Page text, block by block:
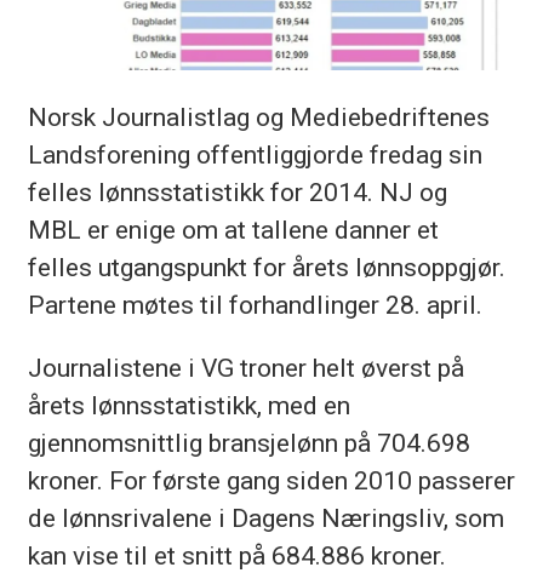
Norsk Journalistlag og Mediebedriftenes
Landsforening offentliggjorde fredag sin
felles lønnsstatistikk for 2014. NJ og
MBL er enige om at tallene danner et
felles utgangspunkt for årets lønnsoppgjør.
Partene møtes til forhandlinger 28. april.
Journalistene i VG troner helt øverst på
årets lønnsstatistikk, med en
gjennomsnittlig bransjelønn på 704.698
kroner. For første gang siden 2010 passerer
de lønnsrivalene i Dagens Næringsliv, som
kan vise til et snitt på 684.886 kroner.